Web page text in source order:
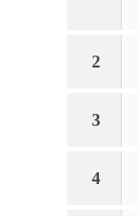
2
3
4